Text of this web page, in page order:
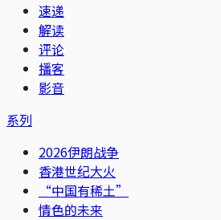
速递
解读
评论
播客
影音
系列
2026伊朗战争
香港世纪大火
“中国有稀土”
情色的未来